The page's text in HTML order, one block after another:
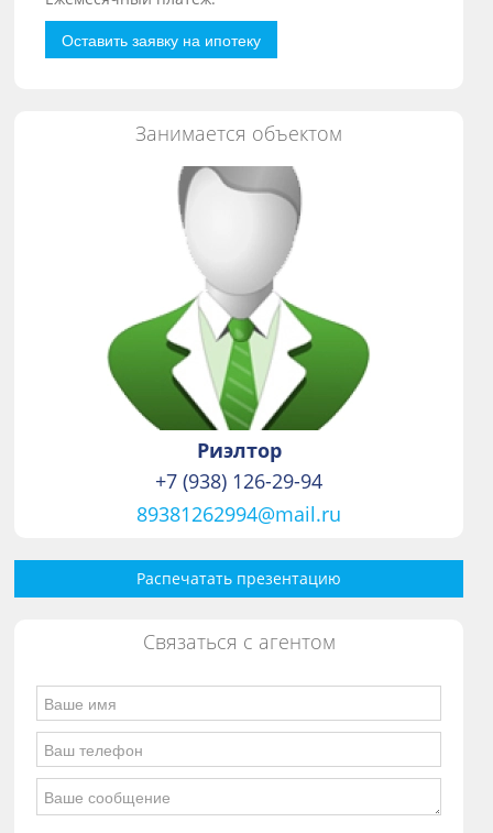
Оставить заявку на ипотеку
Занимается объектом
Риэлтор
+7 (938) 126-29-94
89381262994@mail.ru
Распечатать презентацию
Связаться с агентом